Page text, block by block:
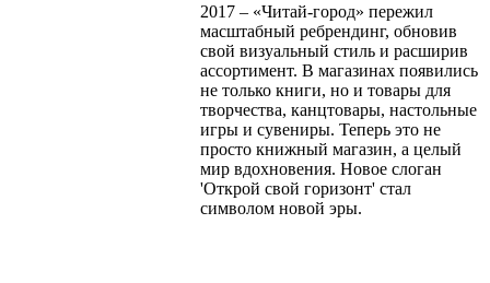
2017 – «Читай-город» пережил
масштабный ребрендинг, обновив
свой визуальный стиль и расширив
ассортимент. В магазинах появились
не только книги, но и товары для
творчества, канцтовары, настольные
игры и сувениры. Теперь это не
просто книжный магазин, а целый
мир вдохновения. Новое слоган
'Открой свой горизонт' стал
символом новой эры.